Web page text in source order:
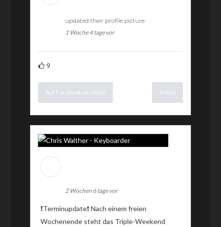
updated their profile picture.
1 Woche 4 tage vor
9
Auf Facebook ansehen Teilen
2 Wochen 6 tage vor
❗️Terminupdate❗️ Nach einem freien
Wochenende steht das Triple-Weekend